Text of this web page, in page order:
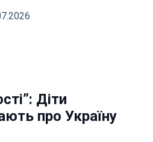
Діти
про Україну